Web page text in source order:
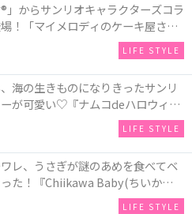
®」からサンリオキャラクターズコラ
！「マイメロディのケーキ屋さ
アハウス8種類と、「シナモロール
ンド」などオルゴールで動く仕掛け
ル2種類♪
LIFE STYLE
海の生きものになりきったサンリ
が可愛い♡『ナムコdeハロウィン
ファンタジー～』全国のアミュー
ナムコ」「ナムコオンラインクレー
LIFE STYLE
レ、うさぎが謎のあめを食べてベ
た！『Chiikawa Baby(ちいかわベ
国14か所で開催！
LIFE STYLE